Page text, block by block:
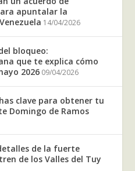
apuntalar la
14/04/2026
bloqueo:
que te explica cómo
2026 09/04/2026
clave para obtener tu
Domingo de Ramos
de la fuerte
de los Valles del Tuy